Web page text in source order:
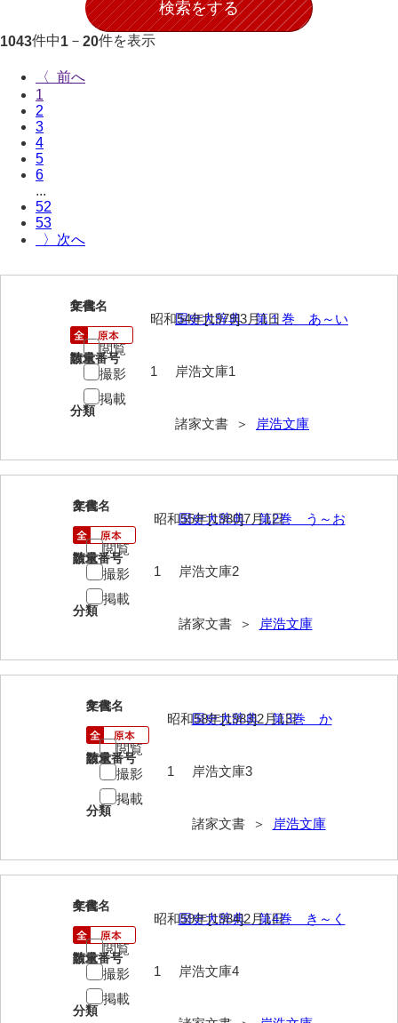
井上家文書（徳山市）
井上勉家文書（大和町）
岩見博幸収集史料
上田家文書（防府市）
上田家文書（横浜市）
宇多田家文書
内田家文書（豊中市）
内田家文書（防府市）
内田伸採拓史料
内海家文書
馬屋原家文書
梅村明文書
浦家文書
惠本家文書
相木家文書
大田家文書
大谷家文書
1043件中1 － 20件を表示
〈
1
2
3
4
5
6
...
52
53
〉
1
文書名
国史大辞典 第１巻 あ～い
請求番号
岸浩文庫1
分類
諸家文書 ＞ 岸浩文庫
年代
昭和54年[1979]3月1日
数量
1
閲覧
撮影
掲載
2
文書名
国史大辞典 第2巻 う～お
請求番号
岸浩文庫2
分類
諸家文書 ＞ 岸浩文庫
年代
昭和55年[1980]7月1日
数量
1
閲覧
撮影
掲載
3
文書名
国史大辞典 第3巻 か
請求番号
岸浩文庫3
分類
諸家文書 ＞ 岸浩文庫
年代
昭和58年[1983]2月1日
数量
1
閲覧
撮影
掲載
4
文書名
国史大辞典 第4巻 き～く
請求番号
岸浩文庫4
分類
年代
昭和59年[1984]2月1日
数量
1
閲覧
撮影
掲載